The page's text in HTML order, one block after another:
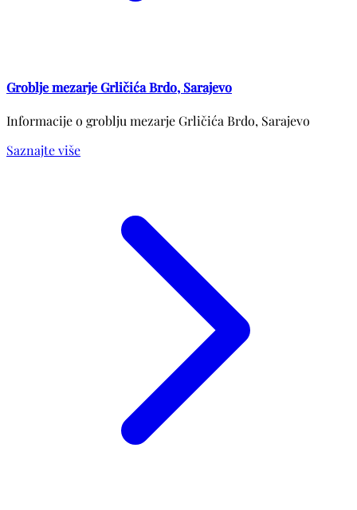
Groblje mezarje Grličića Brdo, Sarajevo
Informacije o groblju mezarje Grličića Brdo, Sarajevo
Saznajte više